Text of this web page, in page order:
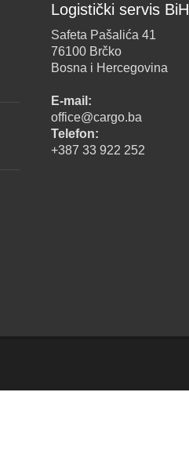
Logistički servis BiH
Safeta Pašalića 41
76100 Brčko
Bosna i Hercegovina
E-mail:
office@cargo.ba
Telefon:
+387 33 922 252